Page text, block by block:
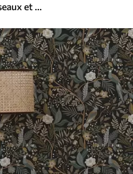
Jungle tropicale avec singes, oiseaux et feuillage dense